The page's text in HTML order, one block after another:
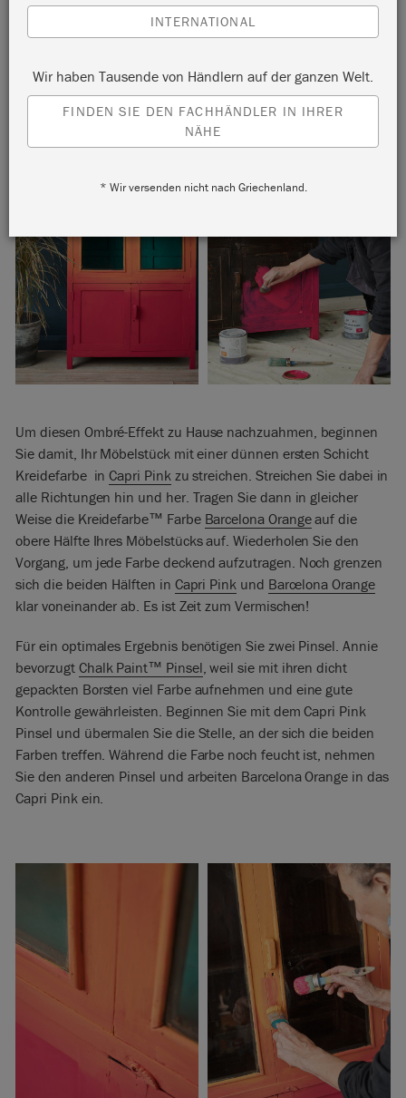
entschieden, die an Fiestas, Cocktails und Sommerurlaube
Um diesen Ombré-Effekt zu Hause nachzuahmen, beginnen
Sie damit, Ihr Möbelstück mit einer dünnen ersten Schicht
Kreidefarbe inCapri Pinkzu streichen. Streichen Sie dabei in
alle Richtungen hin und her. Tragen Sie dann in gleicher
Weise die Kreidefarbe™ Farbe Barcelona Orangeauf die
obere Hälfte Ihres Möbelstücks auf. Wiederholen Sie den
Vorgang, um jede Farbe deckend aufzutragen. Noch grenzen
sich die beiden Hälften in Capri Pink und Barcelona Orange
klar voneinander ab. Es ist Zeit zum Vermischen!
Für ein optimales Ergebnis benötigen Sie zwei Pinsel. Annie
bevorzugt Chalk Paint™ Pinsel, weil sie mit ihren dicht
gepackten Borsten viel Farbe aufnehmen und eine gute
Kontrolle gewährleisten. Beginnen Sie mit dem Capri Pink
Pinsel und übermalen Sie die Stelle, an der sich die beiden
Farben treffen. Während die Farbe noch feucht ist, nehmen
Sie den anderen Pinsel und arbeiten Barcelona Orange in das
Capri Pink ein.
INTERNATIONAL
Wir haben Tausende von Händlern auf der ganzen Welt.
FINDEN SIE DEN FACHHÄNDLER IN IHRER
NÄHE
* Wir versenden nicht nach Griechenland.